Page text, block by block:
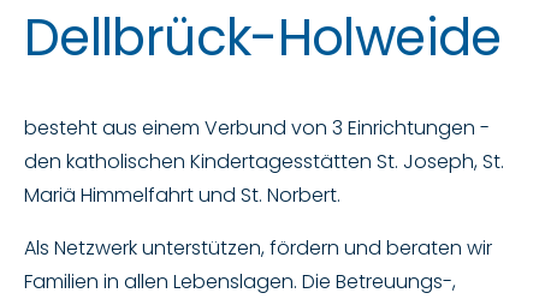
Dellbrück-Holweide
besteht aus einem Verbund von 3 Einrichtungen -
den katholischen Kindertagesstätten St. Joseph, St.
Mariä Himmelfahrt und St. Norbert.
Als Netzwerk unterstützen, fördern und beraten wir
Familien in allen Lebenslagen. Die Betreuungs-,